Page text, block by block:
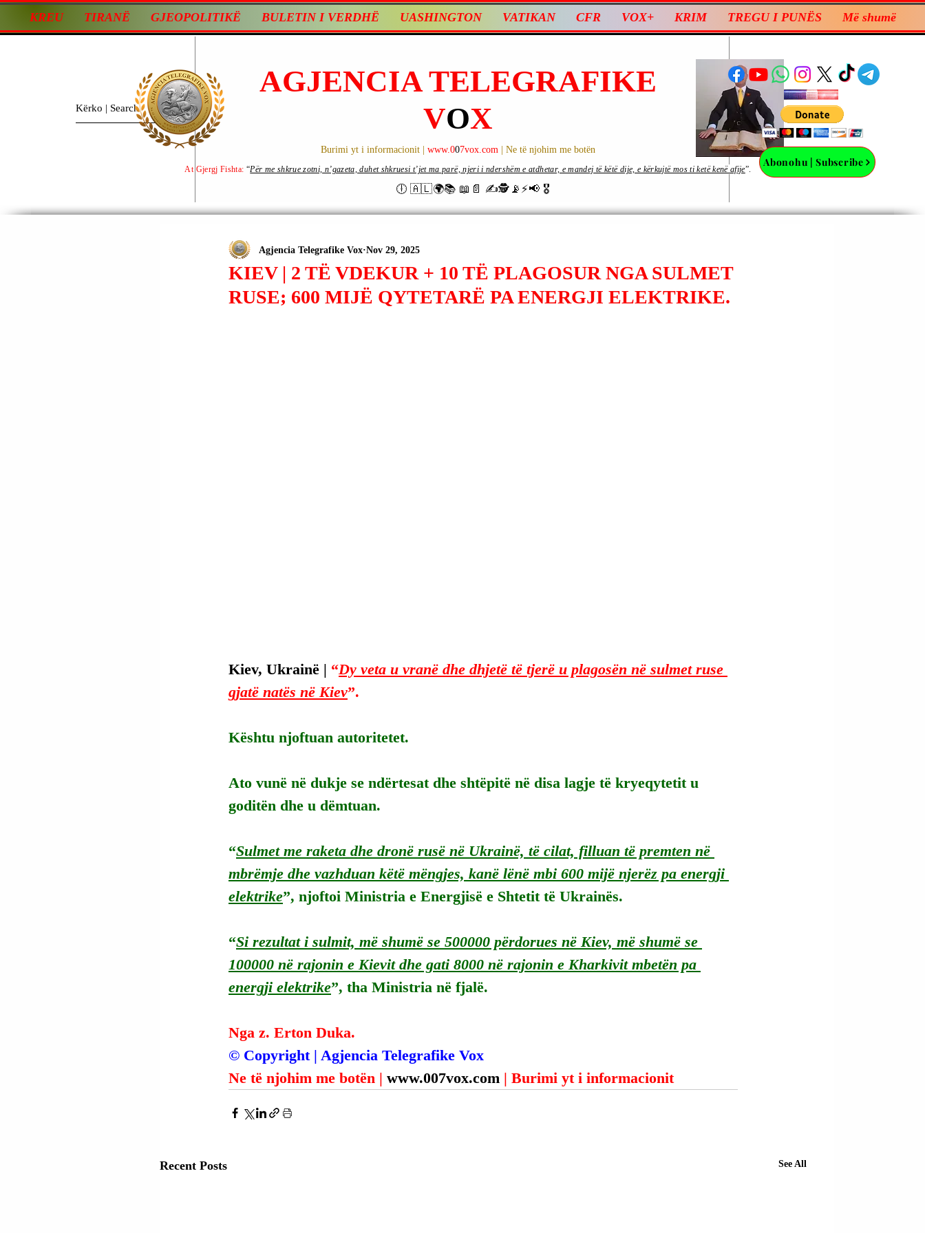
KREU TIRANË GJEOPOLITIKË BULETIN I VERDHË UASHINGTON VATIKAN CFR VOX+ KRIM TREGU I PUNËS Më shumë
AGJENCIA TELEGRAFIKE
VOX
Burimi yt i informacionit | www.007vox.com | Ne të njohim me botën
🕕 🇦🇱🌍📚 📖📄 ✍🕵️📡⚡️📢 🎖
Abonohu | Subscribe
At Gjergj Fishta: “Për me shkrue zotni, n’gazeta, duhet shkruesi t’jet ma parë, njeri i ndershëm e atdhetar, e mandej të këtë dije, e kërkujtë mos ti ketë kenë afije”.
KIEV | 2 TË VDEKUR + 10 TË PLAGOSUR NGA SULMET
RUSE; 600 MIJË QYTETARË PA ENERGJI ELEKTRIKE.
Agjencia Telegrafike Vox Nov 29, 2025
Kiev, Ukrainë | “Dy veta u vranë dhe dhjetë të tjerë u plagosën në sulmet ruse
gjatë natës në Kiev”.
Kështu njoftuan autoritetet.
Ato vunë në dukje se ndërtesat dhe shtëpitë në disa lagje të kryeqytetit u
goditën dhe u dëmtuan.
“Sulmet me raketa dhe dronë rusë në Ukrainë, të cilat, filluan të premten në
mbrëmje dhe vazhduan këtë mëngjes, kanë lënë mbi 600 mijë njerëz pa energji
elektrike”, njoftoi Ministria e Energjisë e Shtetit të Ukrainës.
“Si rezultat i sulmit, më shumë se 500000 përdorues në Kiev, më shumë se
100000 në rajonin e Kievit dhe gati 8000 në rajonin e Kharkivit mbetën pa
energji elektrike”, tha Ministria në fjalë.
Nga z. Erton Duka.
© Copyright | Agjencia Telegrafike Vox
Ne të njohim me botën | www.007vox.com | Burimi yt i informacionit
Recent Posts See All